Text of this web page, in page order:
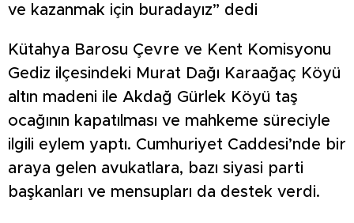
ve kazanmak için buradayız” dedi
Kütahya Barosu Çevre ve Kent Komisyonu
Gediz ilçesindeki Murat Dağı Karaağaç Köyü
altın madeni ile Akdağ Gürlek Köyü taş
ocağının kapatılması ve mahkeme süreciyle
ilgili eylem yaptı. Cumhuriyet Caddesi’nde bir
araya gelen avukatlara, bazı siyasi parti
başkanları ve mensupları da destek verdi.